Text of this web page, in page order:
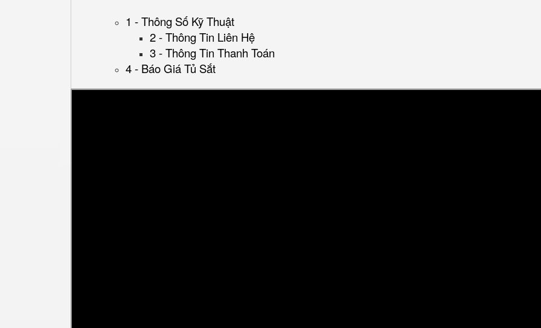
1 - Thông Số Kỹ Thuật
2 - Thông Tin Liên Hệ
3 - Thông Tin Thanh Toán
4 - Báo Giá Tủ Sắt